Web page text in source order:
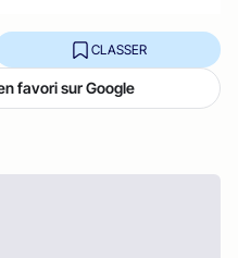
CLASSER
favori sur Google